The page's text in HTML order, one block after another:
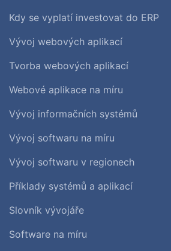
Kdy se vyplatí investovat do ERP
Vývoj webových aplikací
Tvorba webových aplikací
Webové aplikace na míru
Vývoj informačních systémů
Vývoj softwaru na míru
Vývoj softwaru v regionech
Příklady systémů a aplikací
Slovník vývojáře
Software na míru